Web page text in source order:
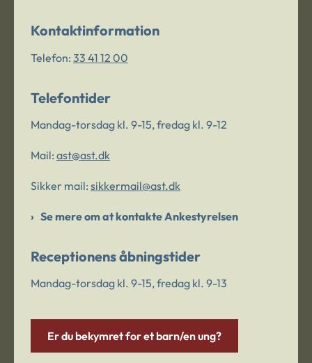
Kontaktinformation
Telefon: 33 41 12 00
Telefontider
Mandag-torsdag kl. 9-15, fredag kl. 9-12
Mail: ast@ast.dk
Sikker mail: sikkermail@ast.dk
Se mere om at kontakte Ankestyrelsen
Receptionens åbningstider
Mandag-torsdag kl. 9-15, fredag kl. 9-13
Er du bekymret for et barn/en ung?